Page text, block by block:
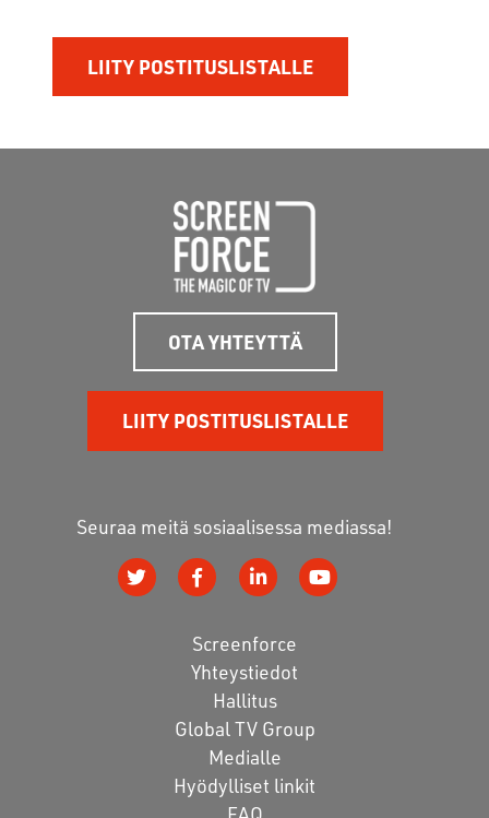
OTA YHTEYTTÄ
LIITY POSTITUSLISTALLE
Seuraa meitä sosiaalisessa mediassa!
Screenforce
Yhteystiedot
Hallitus
Global TV Group
Medialle
Hyödylliset linkit